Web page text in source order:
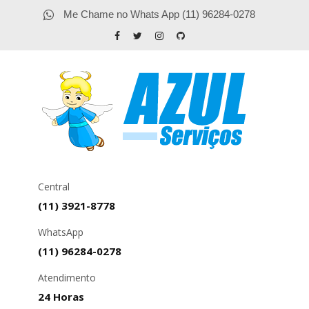
Me Chame no Whats App (11) 96284-0278
Central
(11) 3921-8778
WhatsApp
(11) 96284-0278
Atendimento
24 Horas